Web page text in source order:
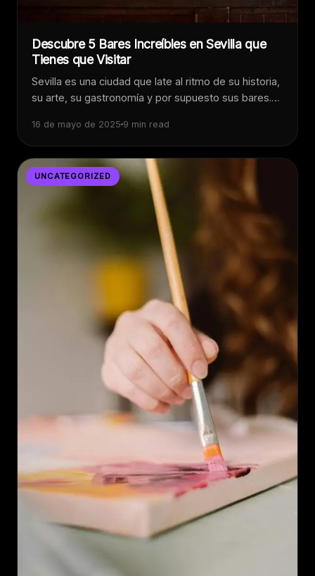
Descubre 5 Bares Increíbles en Sevilla que
Tienes que Visitar
Sevilla es una ciudad que late al ritmo de su historia,
su arte, su gastronomía y por supuesto sus bares.…
16 de mayo de 2025 9 min read
UNCATEGORIZED